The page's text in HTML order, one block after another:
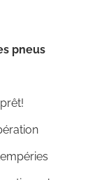
pneus